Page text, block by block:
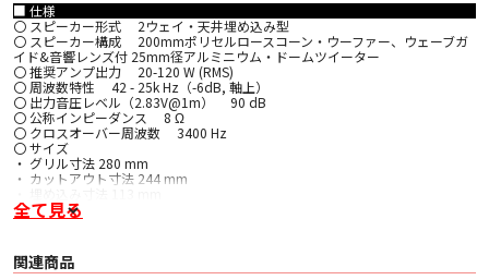
■ 仕様
〇 スピーカー形式 2ウェイ・天井埋め込み型
〇 スピーカー構成 200mmポリセルロースコーン・ウーファー、ウェーブガ
イド&音響レンズ付 25mm径アルミニウム・ドームツイーター
〇 推奨アンプ出力 20-120 W (RMS)
〇 周波数特性 42 - 25k Hz（-6dB, 軸上）
〇 出力音圧レベル（2.83V@1m） 90 dB
〇 公称インピーダンス 8 Ω
〇 クロスオーバー周波数 3400 Hz
〇 サイズ
・ グリル寸法 280 mm
・ カットアウト寸法 244 mm
・ 重量 2.2 kg（グリル含まず）
〇 同梱品
クスタートガイド（英語）
全て見る
関連商品